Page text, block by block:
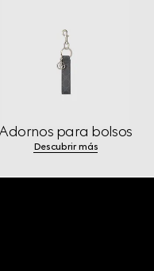
para bolsos
Descubrir más